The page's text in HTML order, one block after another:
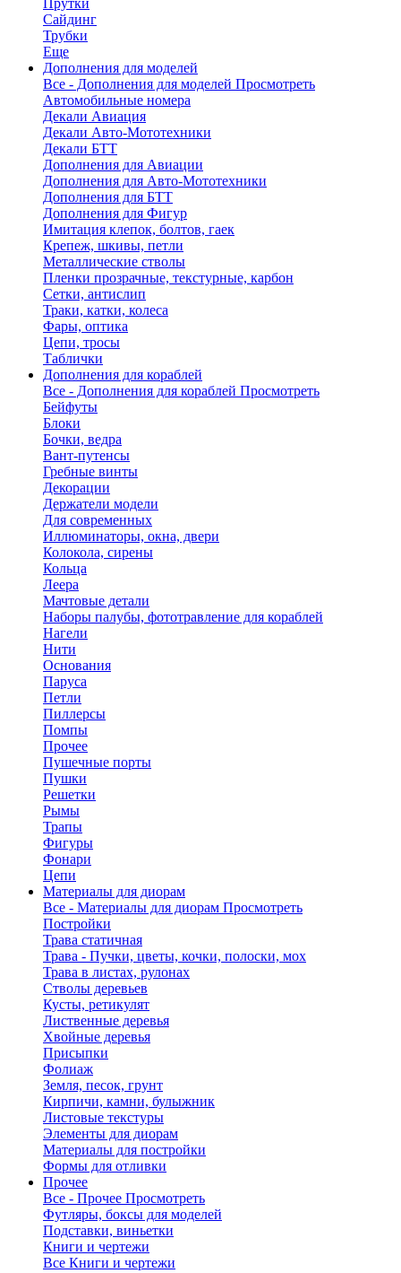
Прутки
Сайдинг
Трубки
Еще
Дополнения для моделей
Все - Дополнения для моделей Просмотреть
Автомобильные номера
Декали Авиация
Декали Авто-Мототехники
Декали БТТ
Дополнения для Авиации
Дополнения для Авто-Мототехники
Дополнения для БТТ
Дополнения для Фигур
Имитация клепок, болтов, гаек
Крепеж, шкивы, петли
Металлические стволы
Пленки прозрачные, текстурные, карбон
Сетки, антислип
Траки, катки, колеса
Фары, оптика
Цепи, тросы
Таблички
Дополнения для кораблей
Все - Дополнения для кораблей Просмотреть
Бейфуты
Блоки
Бочки, ведра
Вант-путенсы
Гребные винты
Декорации
Держатели модели
Для современных
Иллюминаторы, окна, двери
Колокола, сирены
Кольца
Леера
Мачтовые детали
Наборы палубы, фототравление для кораблей
Нагели
Нити
Основания
Паруса
Петли
Пиллерсы
Помпы
Прочее
Пушечные порты
Пушки
Решетки
Рымы
Трапы
Фигуры
Фонари
Цепи
Материалы для диорам
Все - Материалы для диорам Просмотреть
Постройки
Трава статичная
Трава - Пучки, цветы, кочки, полоски, мох
Трава в листах, рулонах
Стволы деревьев
Кусты, ретикулят
Лиственные деревья
Хвойные деревья
Присыпки
Фолиаж
Земля, песок, грунт
Кирпичи, камни, булыжник
Листовые текстуры
Элементы для диорам
Материалы для постройки
Формы для отливки
Прочее
Все - Прочее Просмотреть
Футляры, боксы для моделей
Подставки, виньетки
Книги и чертежи
Все Книги и чертежи